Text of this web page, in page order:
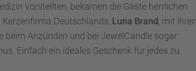
vorstell­ten, bekamen die Gäste herrli­chen
Deutsch­lands, Luna Brand, mit
beim Anzün­den und bei Jewel­Candle sogar
Einfach ein ideales Geschenk für jedes zu